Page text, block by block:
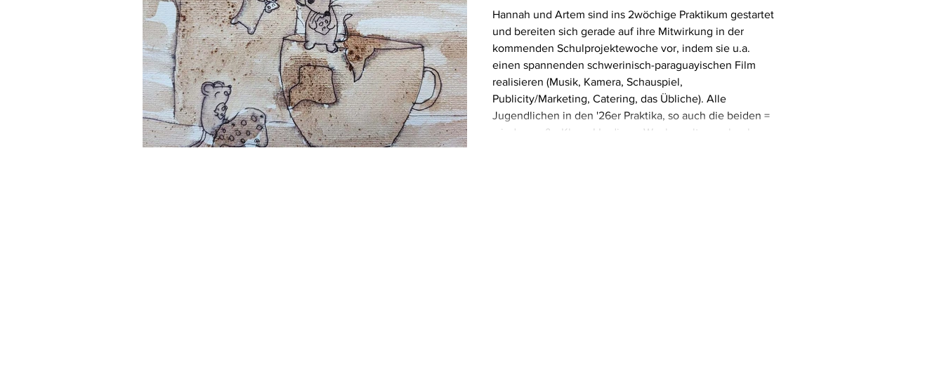
Hannah und Artem sind ins 2wöchige Praktikum gestartet
und bereiten sich gerade auf ihre Mitwirkung in der
kommenden Schulprojektewoche vor, indem sie u.a.
einen spannenden schwerinisch-paraguayischen Film
realisieren (Musik, Kamera, Schauspiel,
Publicity/Marketing, Catering, das Übliche). Alle
Jugendlichen in den '26er Praktika, so auch die beiden =
wieder große Klasse! In dieser Woche galt es nebenher,